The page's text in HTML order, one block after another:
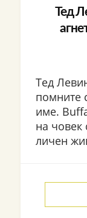
Тед
Тед
помните
име.
на човек
личен